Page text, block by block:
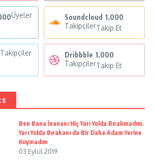
Üyeler
Soundcloud 1,000
TakipçilerTakip Et
Takipçiler
Dribbble 1,000
TakipçilerTakip Et
Ben Bana İnananı Hiç Yarı Yolda Bırakmadım.
Yarı Yolda Bırakanı da Bir Daha Adam Yerine
Koymadım
03 Eylül 2019